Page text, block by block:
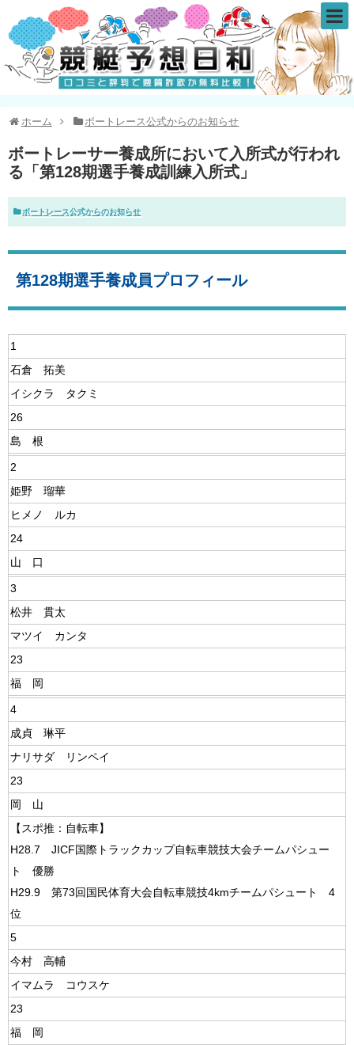
ホーム ボートレース公式からのお知らせ
ボートレーサー養成所において入所式が行われ
る「第128期選手養成訓練入所式」
ボートレース公式からのお知らせ
第128期選手養成員プロフィール
1
石倉 拓美
イシクラ タクミ
26
島 根
2
姫野 瑠華
ヒメノ ルカ
24
山 口
3
松井 貫太
マツイ カンタ
23
福 岡
4
成貞 琳平
ナリサダ リンペイ
23
岡 山
【スポ推：自転車】
H28.7 JICF国際トラックカップ自転車競技大会チームパシュー
ト 優勝
H29.9 第73回国民体育大会自転車競技4kmチームパシュート 4
位
5
今村 高輔
イマムラ コウスケ
23
福 岡